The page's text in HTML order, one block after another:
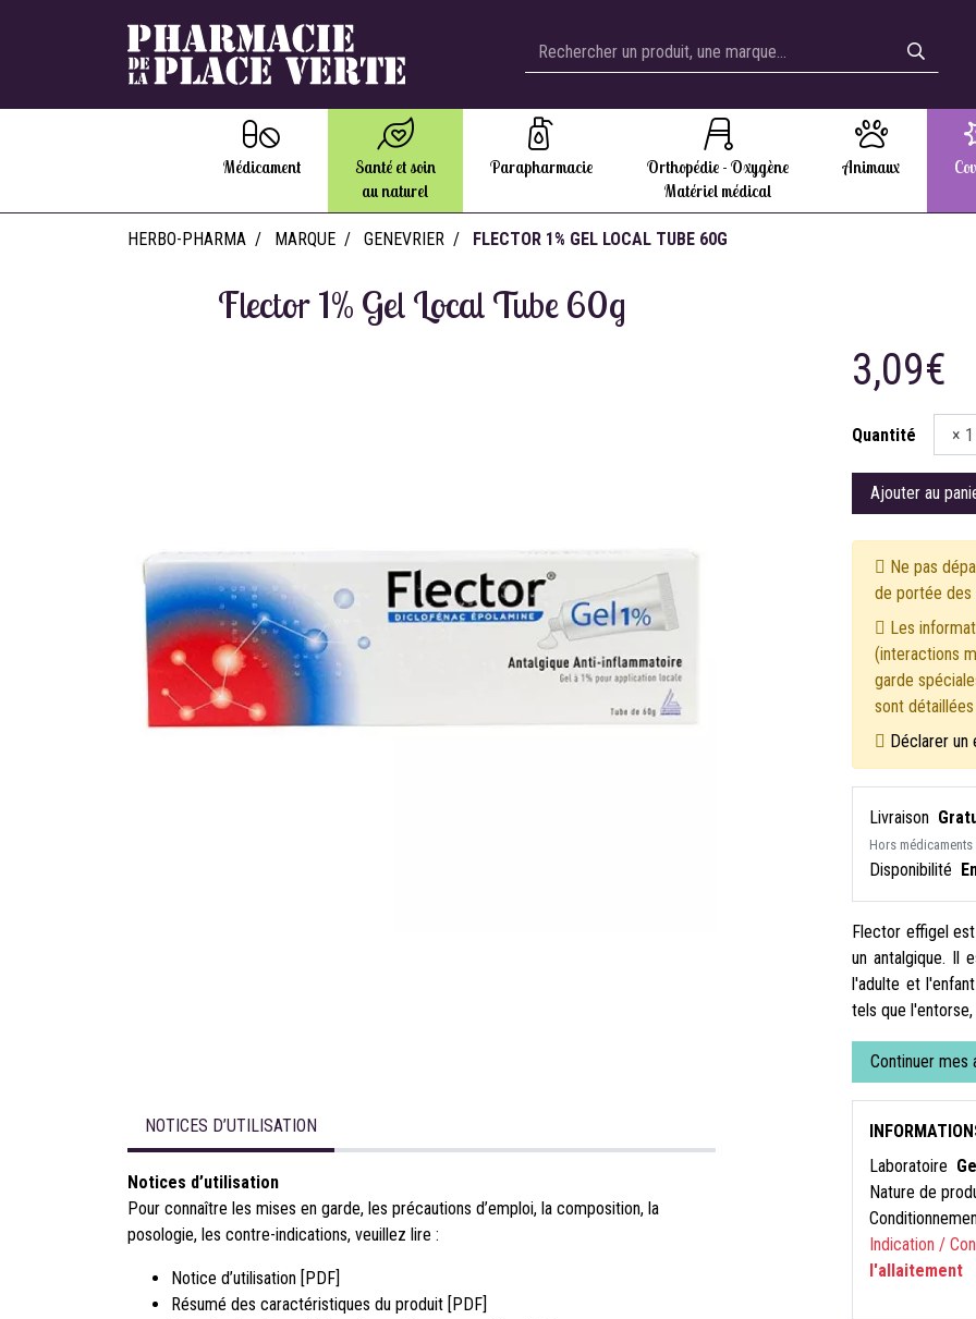
Médicament
Santé et soin
au naturel
Parapharmacie
Orthopédie - Oxygène
Matériel médical
Animaux
HERBO-PHARMA MARQUE GENEVRIER FLECTOR 1% GEL LOCAL TUBE 60G
Flector 1% Gel Local Tube 60g
3,09€
Quantité
Ajouter au
Ne pas
de portée des
Les
(interactions
garde
sont
Déclarer un
Livraison
Hors médicaments
Disponibilité
Flector effigel
un antalgique. Il
l'adulte et
tels que
Continuer mes
NOTICES D’UTILISATION
Notices d’utilisation
Pour connaître les mises en garde, les précautions d’emploi, la composition, la
posologie, les contre-indications, veuillez lire :
Notice d’utilisation [PDF]
Résumé des caractéristiques du produit [PDF]
Laboratoire
Nature de
Indication /
l'allaitement